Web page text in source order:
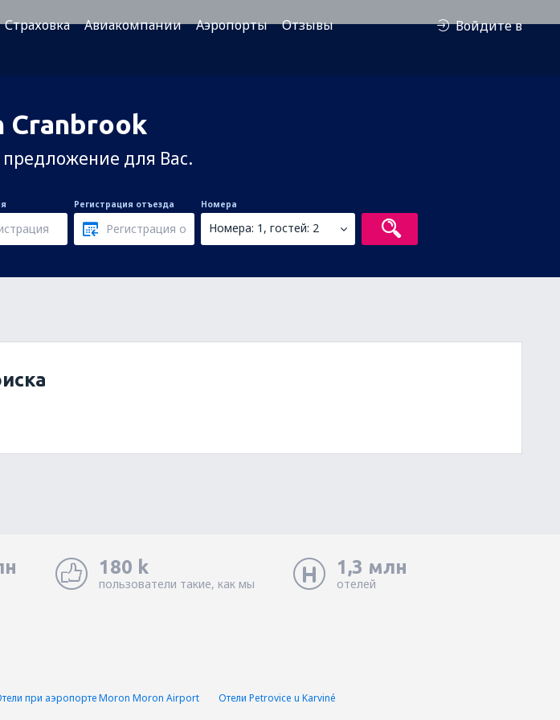
Страховка Авиакомпании Аэропорты
Отзывы
Войдите в
Cranbrook
для Вас.
Регистрация отъезда Номера
Номера: 1, гостей: 2
180 k
пользователи такие, как мы
1,3 млн
отелей
при аэропорте Moron Moron Airport
Отели Petrovice u Karviné